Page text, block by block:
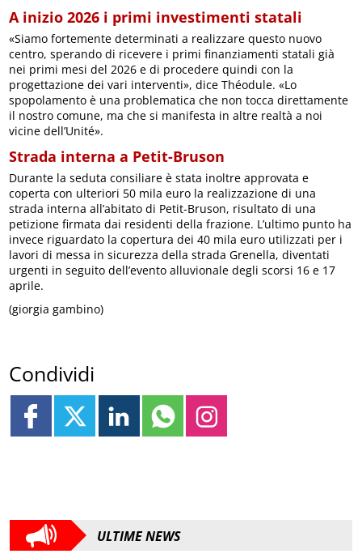
A inizio 2026 i primi investimenti statali
«Siamo fortemente determinati a realizzare questo nuovo
centro, sperando di ricevere i primi finanziamenti statali già
nei primi mesi del 2026 e di procedere quindi con la
progettazione dei vari interventi», dice Théodule. «Lo
spopolamento è una problematica che non tocca direttamente
il nostro comune, ma che si manifesta in altre realtà a noi
vicine dell’Unité».
Strada interna a Petit-Bruson
Durante la seduta consiliare è stata inoltre approvata e
coperta con ulteriori 50 mila euro la realizzazione di una
strada interna all’abitato di Petit-Bruson, risultato di una
petizione firmata dai residenti della frazione. L’ultimo punto ha
invece riguardato la copertura dei 40 mila euro utilizzati per i
lavori di messa in sicurezza della strada Grenella, diventati
urgenti in seguito dell’evento alluvionale degli scorsi 16 e 17
aprile.
(giorgia gambino)
Condividi
ULTIME NEWS